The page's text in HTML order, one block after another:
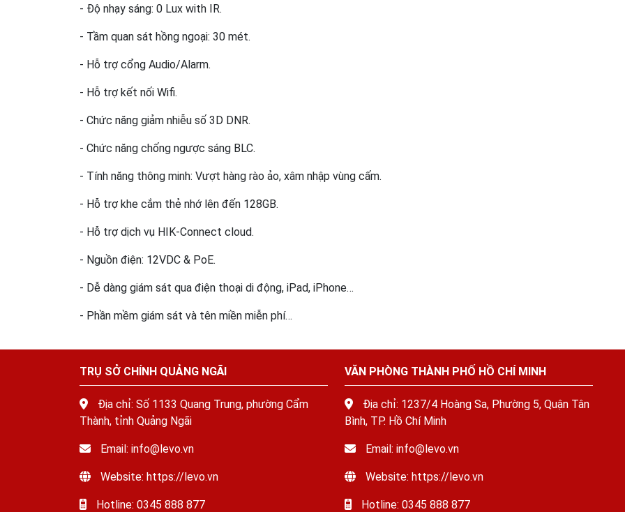
- Độ nhạy sáng: 0 Lux with IR.
- Tầm quan sát hồng ngoại: 30 mét.
- Hỗ trợ cổng Audio/Alarm.
- Hỗ trợ kết nối Wifi.
- Chức năng giảm nhiễu số 3D DNR.
- Chức năng chống ngược sáng BLC.
- Tính năng thông minh: Vượt hàng rào ảo, xâm nhập vùng cấm.
- Hỗ trợ khe cắm thẻ nhớ lên đến 128GB.
- Hỗ trợ dịch vụ HIK-Connect cloud.
- Nguồn điện: 12VDC & PoE.
- Dễ dàng giám sát qua điện thoại di động, iPad, iPhone…
- Phần mềm giám sát và tên miền miễn phí…
TRỤ SỞ CHÍNH QUẢNG NGÃI
Địa chỉ: Số 1133 Quang Trung, phường Cẩm
Thành, tỉnh Quảng Ngãi
Email: info@levo.vn
Website: https://levo.vn
Hotline: 0345 888 877
VĂN PHÒNG THÀNH PHỐ HỒ CHÍ MINH
Địa chỉ: 1237/4 Hoàng Sa, Phường 5, Quận Tân
Bình, TP. Hồ Chí Minh
Email: info@levo.vn
Website: https://levo.vn
Hotline: 0345 888 877